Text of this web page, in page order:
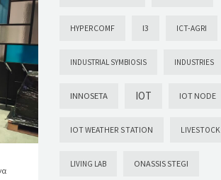
HYPERCOMF I3 ICT-AGRI
INDUSTRIAL SYMBIOSIS INDUSTRIES
INNOSETA IOT IOT NODE
IOT WEATHER STATION LIVESTOCK
LIVING LAB ONASSIS STEGI